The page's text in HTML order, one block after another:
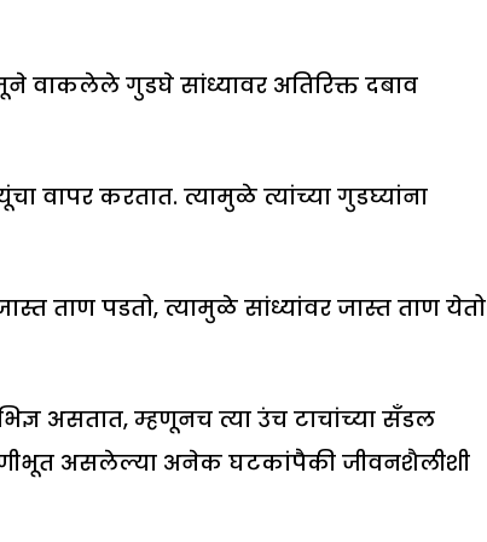
वाकलेले गुडघे सांध्यावर अतिरिक्त दबाव
वापर करतात. त्यामुळे त्यांच्या गुडघ्यांना
ताण पडतो, त्यामुळे सांध्यांवर जास्त ताण येतो
असतात, म्हणूनच त्या उंच टाचांच्या सँडल
असलेल्या अनेक घटकांपैकी जीवनशैलीशी